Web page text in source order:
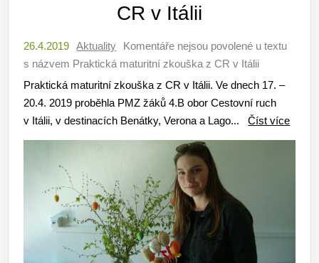
CR v Itálii
26.4.2019 Aktuality Komentáře nejsou povolené u textu
s názvem Praktická maturitní zkouška z CR v Itálii
Praktická maturitní zkouška z CR v Itálii. Ve dnech 17. –
20.4. 2019 proběhla PMZ žáků 4.B obor Cestovní ruch
v Itálii, v destinacích Benátky, Verona a Lago...Číst více